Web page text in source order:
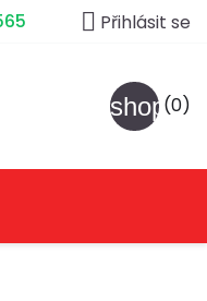
 Přihlásit se
(0)